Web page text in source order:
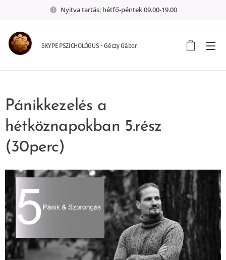
Nyitva tartás: hétfő-péntek 09.00-19.00
SKYPE PSZICHOLÓGUS - Géczy Gábor
Pánikkezelés a
hétköznapokban 5.rész
(30perc)